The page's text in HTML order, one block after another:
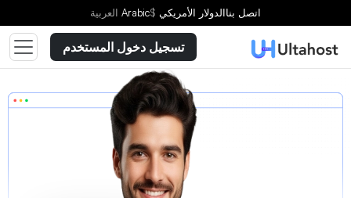
اتصل بناالدولار الأمريكي $
Arabic العربية
تسجيل دخول المستخدم